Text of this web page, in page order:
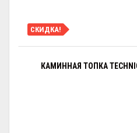
СКИДКА!
КАМИННАЯ ТОПКА